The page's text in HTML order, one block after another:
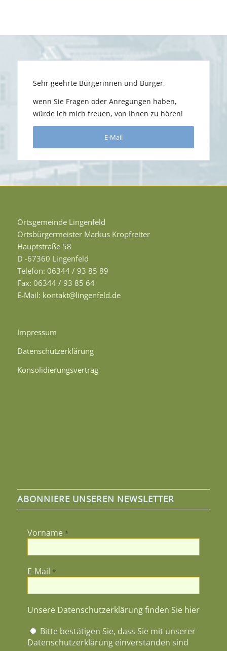
Sehr geehrte Bürgerinnen und Bürger,
wenn Sie Fragen oder Anregungen haben,
würde ich mich freuen, von Ihnen zu hören!
E-Mail
Ortsgemeinde Lingenfeld
Ortsbürgermeister Markus Kropfreiter
Hauptstraße 58
D -67360 Lingenfeld
Telefon: 06344 / 93 85 89
Fax: 06344 / 93 85 64
E-Mail: kontakt@lingenfeld.de
Impressum
Datenschutzerklärung
Konsolidierungsvertrag
ABONNIERE UNSEREN NEWSLETTER
Vorname *
E-Mail *
Unsere Datenschutzerklärung finden Sie hier
Bitte bestätigen Sie, dass Sie mit unserer
Datenschutzerklärung einverstanden sind